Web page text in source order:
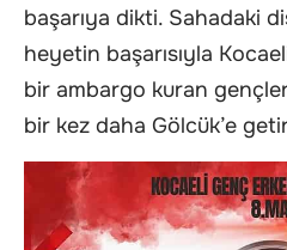
başarıya dikti. Sahadaki
heyetin başarısıyla
bir ambargo kuran
bir kez daha Gölcük’e